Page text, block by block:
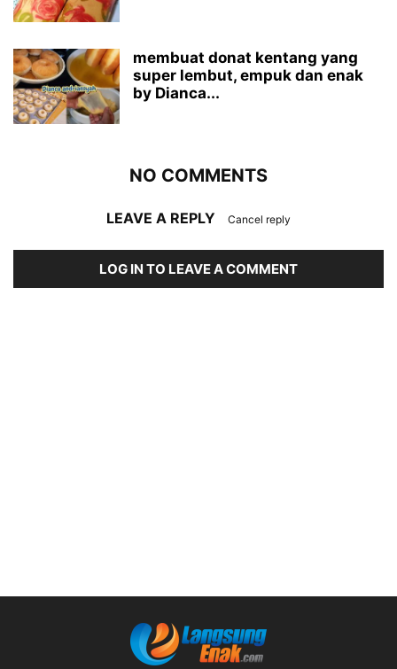
membuat donat kentang yang
super lembut, empuk dan enak
by Dianca...
NO COMMENTS
LEAVE A REPLY Cancel reply
LOG IN TO LEAVE A COMMENT